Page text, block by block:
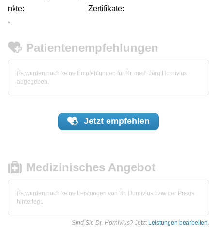
nkte:
Zertifikate:
-
Patientenempfehlungen
Es wurden noch keine Empfehlungen für Dr. med. Jörg Hornivius
abgegeben.
Jetzt empfehlen
Medizinisches Angebot
Es wurden noch keine Leistungen von Dr. Hornivius bzw. der Praxis
hinterlegt.
Sind Sie Dr. Hornivius? Jetzt Leistungen bearbeiten.